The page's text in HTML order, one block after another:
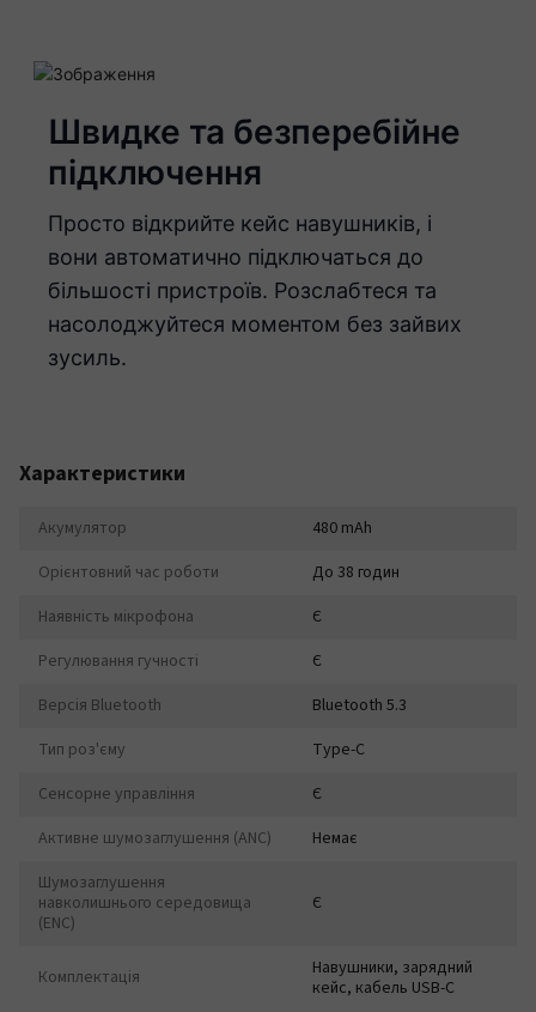
Швидке та безперебійне
підключення
Просто відкрийте кейс навушників, і
вони автоматично підключаться до
більшості пристроїв. Розслабтеся та
насолоджуйтеся моментом без зайвих
зусиль.
Характеристики
Акумулятор
480 mAh
Орієнтовний час роботи
До 38 годин
Наявність мікрофона
Є
Регулювання гучності
Є
Версія Bluetooth
Bluetooth 5.3
Тип роз'єму
Type-C
Сенсорне управління
Є
Активне шумозаглушення (ANC)
Немає
Шумозаглушення
навколишнього середовища
(ENC)
Є
Комплектація
Навушники, зарядний
кейс, кабель USB-C